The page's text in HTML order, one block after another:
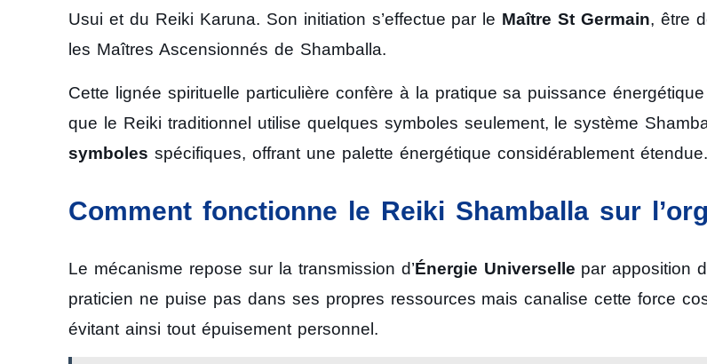
Usui et du Reiki Karuna. Son initiation s’effectue par le Maître St Germain, être
les Maîtres Ascensionnés de Shamballa.
Cette lignée spirituelle particulière confère à la pratique sa puissance
que le Reiki traditionnel utilise quelques symboles seulement, le système
symboles spécifiques, offrant une palette énergétique considérablement étendue.
Comment fonctionne le Reiki Shamballa sur
Le mécanisme repose sur la transmission d’Énergie Universelle par apposition
praticien ne puise pas dans ses propres ressources mais canalise cette force
évitant ainsi tout épuisement personnel.